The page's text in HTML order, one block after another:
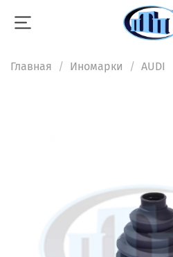
Главная Иномарки AUDI